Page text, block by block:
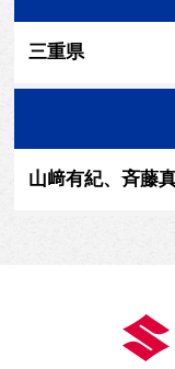
三重県
山﨑有紀、斉藤